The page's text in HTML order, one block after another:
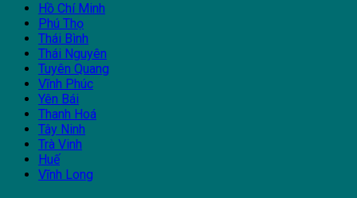
Hồ Chí Minh
Phú Thọ
Thái Bình
Thái Nguyên
Tuyên Quang
Vĩnh Phúc
Yên Bái
Thanh Hoá
Tây Ninh
Trà Vinh
Huế
Vĩnh Long